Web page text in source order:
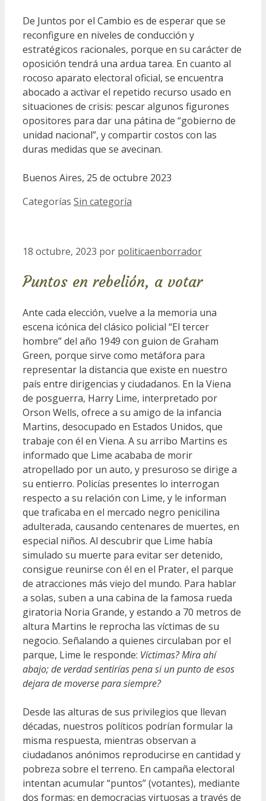
De Juntos por el Cambio es de esperar que se
reconfigure en niveles de conducción y
estratégicos racionales, porque en su carácter de
oposición tendrá una ardua tarea. En cuanto al
rocoso aparato electoral oficial, se encuentra
abocado a activar el repetido recurso usado en
situaciones de crisis: pescar algunos figurones
opositores para dar una pátina de “gobierno de
unidad nacional”, y compartir costos con las
duras medidas que se avecinan.
Buenos Aires, 25 de octubre 2023
Categorías Sin categoría
18 octubre, 2023 por politicaenborrador
Puntos en rebelión, a votar
Ante cada elección, vuelve a la memoria una
escena icónica del clásico policial “El tercer
hombre” del año 1949 con guion de Graham
Green, porque sirve como metáfora para
representar la distancia que existe en nuestro
país entre dirigencias y ciudadanos. En la Viena
de posguerra, Harry Lime, interpretado por
Orson Wells, ofrece a su amigo de la infancia
Martins, desocupado en Estados Unidos, que
trabaje con él en Viena. A su arribo Martins es
informado que Lime acababa de morir
atropellado por un auto, y presuroso se dirige a
su entierro. Policías presentes lo interrogan
respecto a su relación con Lime, y le informan
que traficaba en el mercado negro penicilina
adulterada, causando centenares de muertes, en
especial niños. Al descubrir que Lime había
simulado su muerte para evitar ser detenido,
consigue reunirse con él en el Prater, el parque
de atracciones más viejo del mundo. Para hablar
a solas, suben a una cabina de la famosa rueda
giratoria Noria Grande, y estando a 70 metros de
altura Martins le reprocha las víctimas de su
negocio. Señalando a quienes circulaban por el
parque, Lime le responde: Víctimas? Mira ahí
abajo; de verdad sentirías pena si un punto de esos
dejara de moverse para siempre?
Desde las alturas de sus privilegios que llevan
décadas, nuestros políticos podrían formular la
misma respuesta, mientras observan a
ciudadanos anónimos reproducirse en cantidad y
pobreza sobre el terreno. En campaña electoral
intentan acumular “puntos” (votantes), mediante
dos formas: en democracias virtuosas a través de